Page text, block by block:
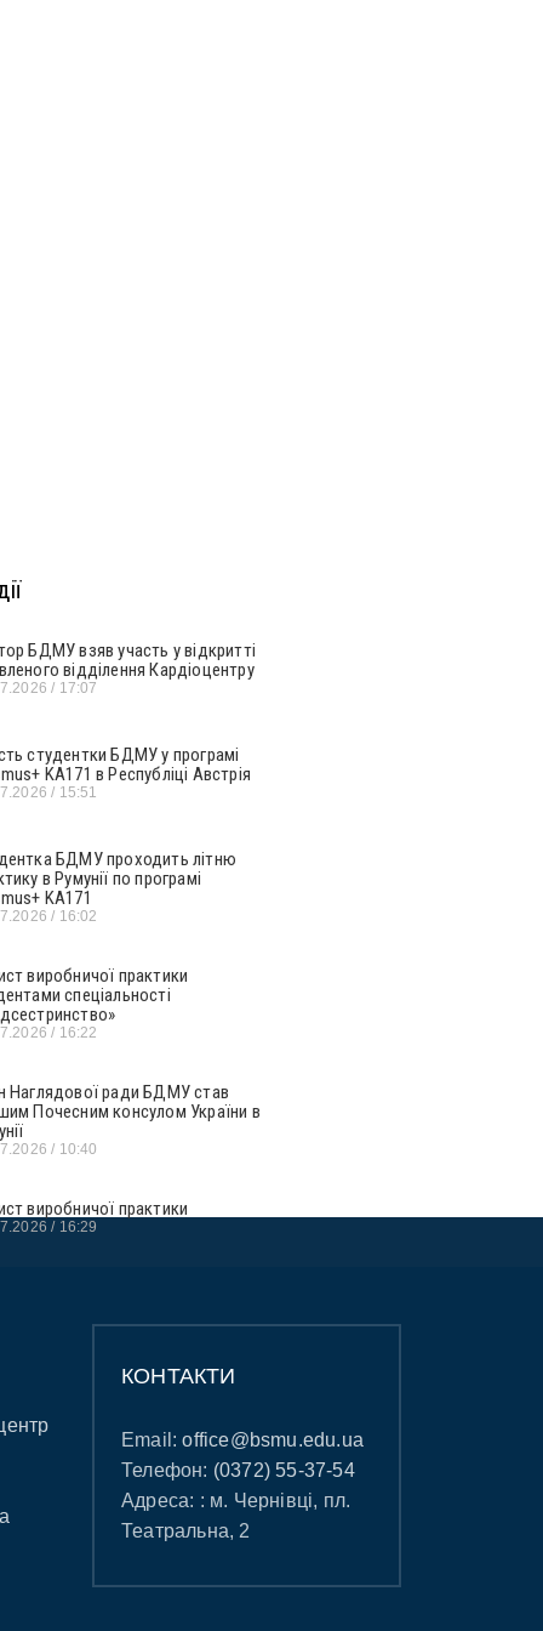
БДМУ взяв участь у відкритті
відділення Кардіоцентру
17:07
студентки БДМУ у програмі
KA171 в Республіці Австрія
15:51
БДМУ проходить літню
в Румунії по програмі
KA171
16:02
виробничої практики
спеціальності
16:22
Наглядової ради БДМУ став
Почесним консулом України в
10:40
виробничої практики
16:29
КОНТАКТИ
Email:office@bsmu.edu.ua
Телефон: (0372) 55-37-54
Адреса: : м. Чернівці, пл.
Театральна, 2